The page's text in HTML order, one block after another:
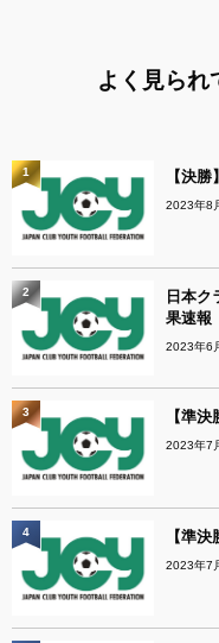
よく見られ
【決
2023年8
1
日本ク
果速報
2023年6
2
【準
2023年7
3
【準
2023年7
4